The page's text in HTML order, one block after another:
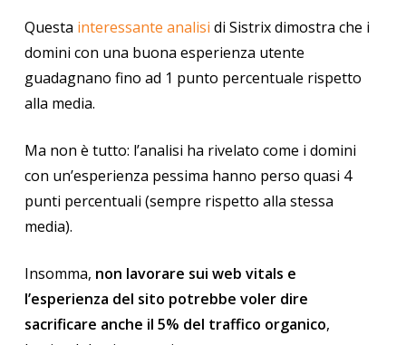
Questa interessante analisi di Sistrix dimostra che i
domini con una buona esperienza utente
guadagnano fino ad 1 punto percentuale rispetto
alla media.
Ma non è tutto: l’analisi ha rivelato come i domini
con un’esperienza pessima hanno perso quasi 4
punti percentuali (sempre rispetto alla stessa
media).
Insomma, non lavorare sui web vitals e
l’esperienza del sito potrebbe voler dire
sacrificare anche il 5% del traffico organico,